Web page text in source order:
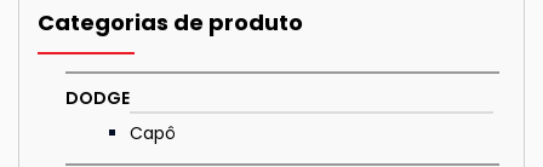
Categorias de produto
DODGE
Capô